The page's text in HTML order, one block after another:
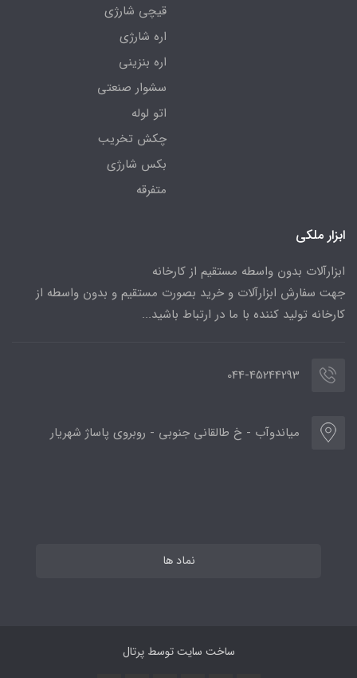
قیچی شارژی
اره شارژی
اره بنزینی
سشوار صنعتی
اتو لوله
چکش تخریب
بکس شارژی
متفرقه
ابزار ملکی
ابزارآلات بدون واسطه مستقیم از کارخانه
جهت سفارش ابزارآلات و خرید بصورت مستقیم و بدون واسطه از
کارخانه تولید کننده با ما در ارتباط باشید...
044-45244293
میاندوآب - خ طالقانی جنوبی - روبروی پاساژ شهریار
نماد ها
ساخت سایت توسطپرتال